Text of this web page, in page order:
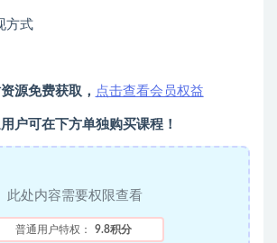
方式
源免费获取， 点击查看会员权益
户可在下方单独购买课程！
此处内容需要权限查看
普通用户特权： 9.8积分